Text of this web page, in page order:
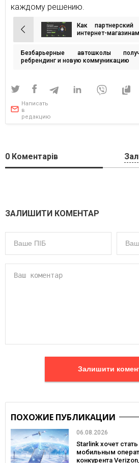
каждому решению.
Навигация
по
записям
Как партнерский
интернет-
Безбарьерные автошколы
ребрендинг и новую коммуникацию
Написать
в
редакцию
0 Коментарів
ЗАЛИШИТИ КОМЕНТАР
Залишити
ПОХОЖИЕ ПУБЛИКАЦИИ
06.08.2026
Starlink хочет
мобильным
конкурента